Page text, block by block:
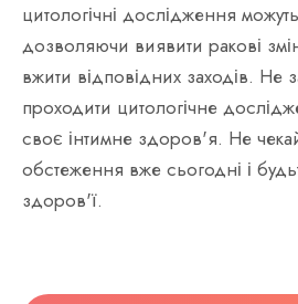
цитологічні дослідження
дозволяючи виявити ракові
вжити відповідних заходів. Не
проходити цитологічне
своє інтимне здоров'я. Не
обстеження вже сьогодні і
здоров'ї.